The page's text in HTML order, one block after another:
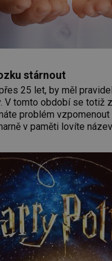
stárnout
25 let, by měl
V tomto období se totiž
problém
v paměti lovíte
stávkovat. Cvičte